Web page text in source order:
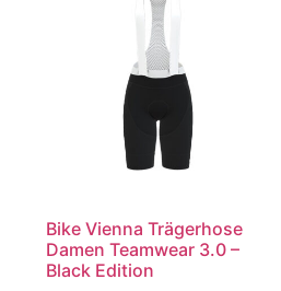
Bike Vienna Trägerhose
Damen Teamwear 3.0 –
Black Edition